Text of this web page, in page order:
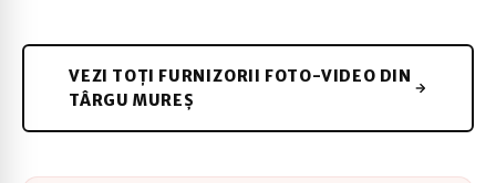
VEZI TOȚI FURNIZORII FOTO-VIDEO DIN
TÂRGU MUREȘ